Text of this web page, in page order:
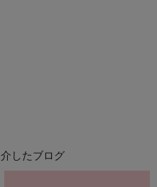
したブログ